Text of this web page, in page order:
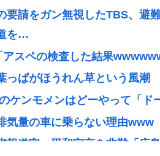
要請をガン無視したTBS、避
を…
アスペの検査した結果
っぱがほうれん草という風潮
ケンモメンはどーやって「
気量の車に乗らない理由www
報道官、平和宣言を非難「広